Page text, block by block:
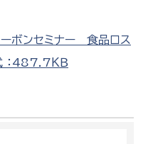
ーボンセミナー 食品ロス
：487.7ＫＢ